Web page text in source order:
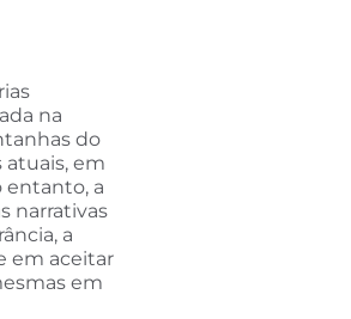
na
do
atuais, em
entanto, a
narrativas
a
em aceitar
em